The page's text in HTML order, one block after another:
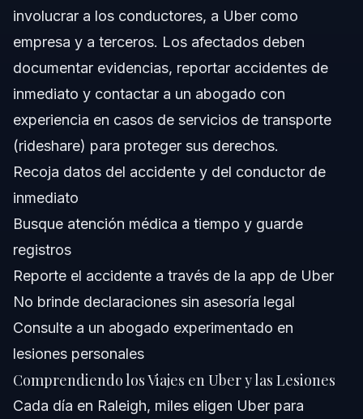
Confianza y Experiencia del Abogado
Preguntas Frecuentes
¿Qué debo hacer inmediatamente después de un
accidente con Uber?
¿Uber tiene seguro para accidentes?
lesiones?
¿Cuánto tiempo tengo para presentar una reclamación
¿Qué evidencias son importantes para una reclamación
por lesiones con Uber?
¿Cuánto cuesta contratar un abogado para un caso por
accidente con Uber?
¿Puedo recibir compensación si fui parcialmente
responsable en un accidente con Uber?
Fuentes y Referencias
involucrar a los conductores, a Uber como
empresa y a terceros. Los afectados deben
documentar evidencias, reportar accidentes de
inmediato y contactar a un abogado con
experiencia en casos de servicios de transporte
(rideshare) para proteger sus derechos.
Recoja datos del accidente y del conductor de
inmediato
Busque atención médica a tiempo y guarde
registros
Reporte el accidente a través de la app de Uber
No brinde declaraciones sin asesoría legal
Consulte a un abogado experimentado en
lesiones personales
Comprendiendo los Viajes en Uber y las Lesiones
Cada día en Raleigh, miles eligen Uber para